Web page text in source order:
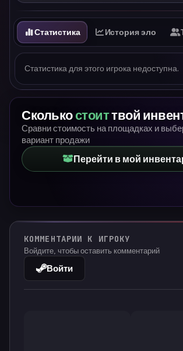
Статистика История эло
Статистика для этого игрока недоступна.
Сколькостоиттвой
Сравни стоимость на площадках и
вариант продажи
Перейти в мой
КОММЕНТАРИИ К ИГРОКУ
Войдите, чтобы оставить комментарий
Войти